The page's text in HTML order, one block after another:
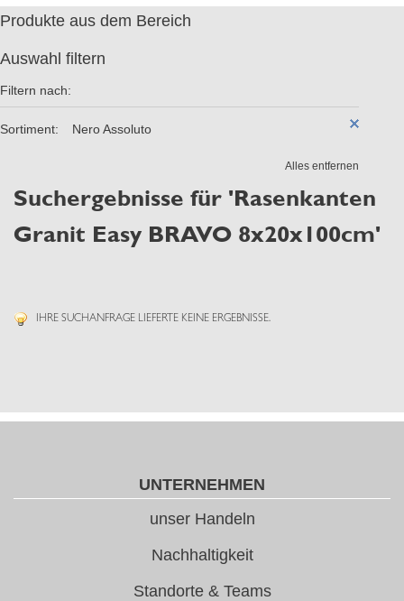
Produkte aus dem Bereich
Auswahl filtern
Filtern nach:
Sortiment: Nero Assoluto
Alles entfernen
Suchergebnisse für 'Rasenkanten
Granit Easy BRAVO 8x20x100cm'
IHRE SUCHANFRAGE LIEFERTE KEINE ERGEBNISSE.
UNTERNEHMEN
unser Handeln
Nachhaltigkeit
Standorte & Teams